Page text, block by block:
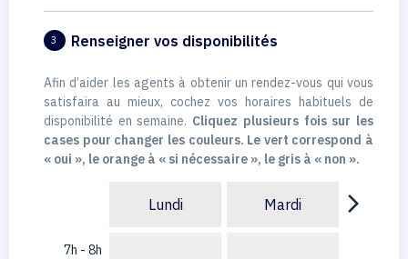
3 Renseigner vos disponibilités
Afin d’aider les agents à obtenir un rendez-vous qui vous
satisfaira au mieux, cochez vos horaires habituels de
disponibilité en semaine. Cliquez plusieurs fois sur les
cases pour changer les couleurs. Le vert correspond à
« oui », le orange à « si nécessaire », le gris à « non ».
7h - 8h
Lundi Mardi arrow_forward_ios